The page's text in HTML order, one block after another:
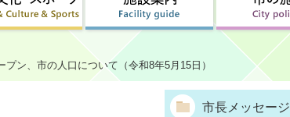
ン、市の人口について（令和8年5月15日）
市長メッセージ